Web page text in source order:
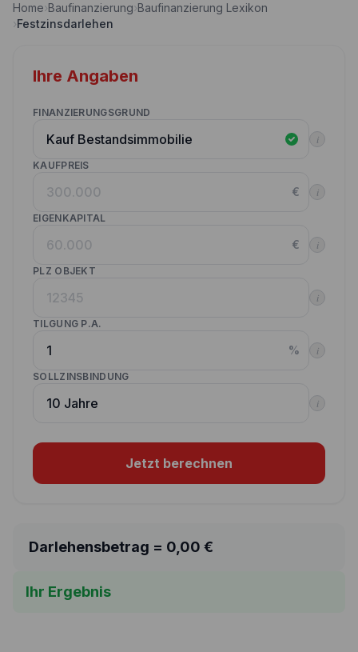
Nebenkostenrechner
Annuitätenrechner
Wettbewerbe
Kunden werben Kunden
Kontakt
Home›Baufinanzierung›Baufinanzierung Lexikon
›Festzinsdarlehen
Ihre Angaben
FINANZIERUNGSGRUND
i
KAUFPREIS
€ i
EIGENKAPITAL
€ i
PLZ OBJEKT
i
TILGUNG P.A.
% i
SOLLZINSBINDUNG
i
Jetzt berechnen
Darlehensbetrag = 0,00 €
Ihr Ergebnis